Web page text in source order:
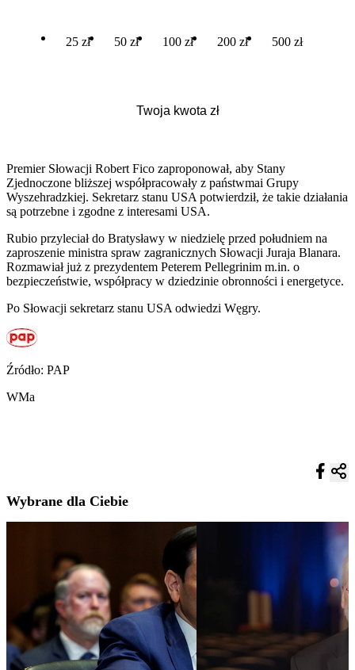
25 zł 50 zł 100 zł 200 zł 500 zł
Premier Słowacji Robert Fico zaproponował, aby Stany
Zjednoczone bliższej współpracowały z państwmai Grupy
Wyszehradzkiej. Sekretarz stanu USA potwierdził, że takie działania
są potrzebne i zgodne z interesami USA.
Rubio przyleciał do Bratysławy w niedzielę przed południem na
zaproszenie ministra spraw zagranicznych Słowacji Juraja Blanara.
Rozmawiał już z prezydentem Peterem Pellegrinim m.in. o
bezpieczeństwie, współpracy w dziedzinie obronności i energetyce.
Po Słowacji sekretarz stanu USA odwiedzi Węgry.
Źródło: PAP
WMa
Wybrane dla Ciebie